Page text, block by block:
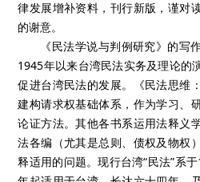
律发展增补资料，刊行新版，谨对
的谢意。
《民法学说与判例研究》的写
1945年以来台湾民法实务及理论的
促进台湾民法的发展。《民法思维
建构请求权基础体系，作为学习、
论证方法。其他各书系运用法释义
法各编（尤其是总则、债权及物权
释适用的问题。现行台湾“民法”系